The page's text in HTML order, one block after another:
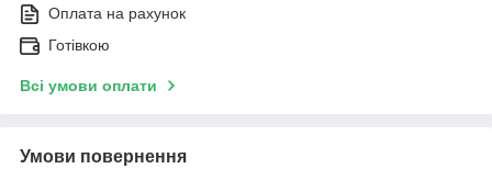
Оплата на рахунок
Готівкою
Всі умови оплати
Умови повернення